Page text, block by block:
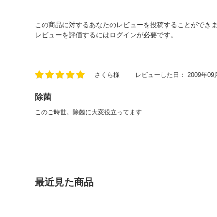
この商品に対するあなたのレビューを投稿することができま
レビューを評価するにはログインが必要です。
さくら様 レビューした日： 2009年09
除菌
このご時世。除菌に大変役立ってます
最近見た商品